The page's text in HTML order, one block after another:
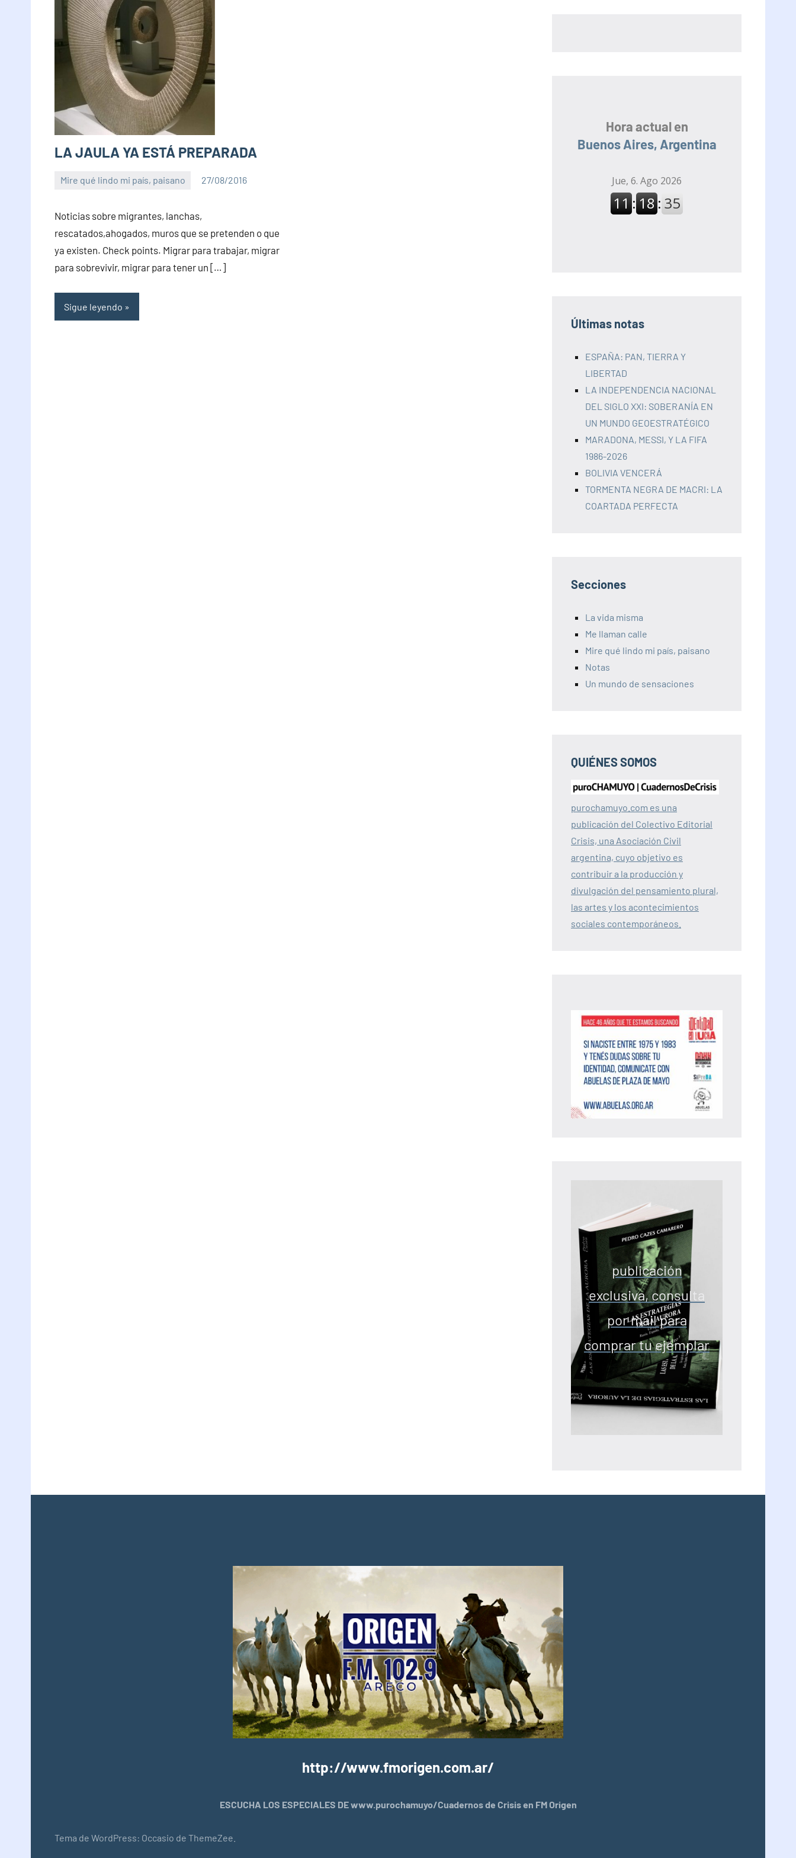
LA JAULA YA ESTÁ PREPARADA
Mire qué lindo mi país, paisano 27/08/2016
PuroChamuyo
comentarios
Noticias sobre migrantes, lanchas,
rescatados,ahogados, muros que se pretenden o que
ya existen. Check points. Migrar para trabajar, migrar
para sobrevivir, migrar para tener un […]
Sigue leyendo
Hora actual en
Buenos Aires, Argentina
Últimas notas
ESPAÑA: PAN, TIERRA Y
LIBERTAD
LA INDEPENDENCIA NACIONAL
DEL SIGLO XXI: SOBERANÍA EN
UN MUNDO GEOESTRATÉGICO
MARADONA, MESSI, Y LA FIFA
1986-2026
BOLIVIA VENCERÁ
TORMENTA NEGRA DE MACRI: LA
COARTADA PERFECTA
Secciones
La vida misma
Me llaman calle
Mire qué lindo mi país, paisano
Notas
Un mundo de sensaciones
QUIÉNES SOMOS
purochamuyo.com es una
publicación del Colectivo Editorial
Crisis, una Asociación Civil
argentina, cuyo objetivo es
contribuir a la producción y
divulgación del pensamiento plural,
las artes y los acontecimientos
sociales contemporáneos.
publicación
exclusiva, consulta
por mail para
comprar tu ejemplar
http://www.fmorigen.com.ar/
ESCUCHA LOS ESPECIALES DE www.purochamuyo/Cuadernos de Crisis en FM Origen
Tema de WordPress: Occasio de ThemeZee.